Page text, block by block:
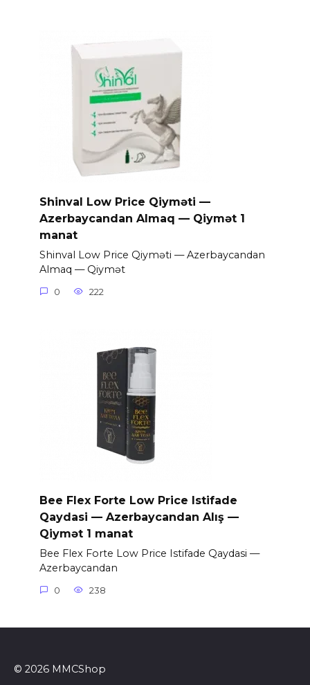
Shinval Low Price Qiyməti —
Azerbaycandan Almaq — Qiymət 1
manat
Shinval Low Price Qiyməti — Azerbaycandan
Almaq — Qiymət
0 222
Bee Flex Forte Low Price Istifade
Qaydasi — Azerbaycandan Alış —
Qiymət 1 manat
Bee Flex Forte Low Price Istifade Qaydasi —
Azerbaycandan
0 238
© 2026 MMCShop